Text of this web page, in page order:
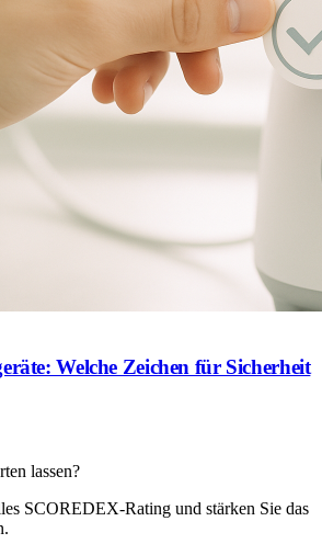
Welche Zeichen für Sicherheit
lassen?
SCOREDEX-Rating und stärken Sie das